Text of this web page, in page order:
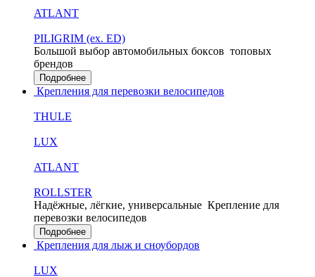
ATLANT
PILIGRIM (ex. ED)
Большой выбор автомобильных боксов топовых
брендов
Подробнее
Крепления для перевозки велосипедов
THULE
LUX
ATLANT
ROLLSTER
Надёжные, лёгкие, универсальные Крепление для
перевозки велосипедов
Подробнее
Крепления для лыж и сноубордов
LUX